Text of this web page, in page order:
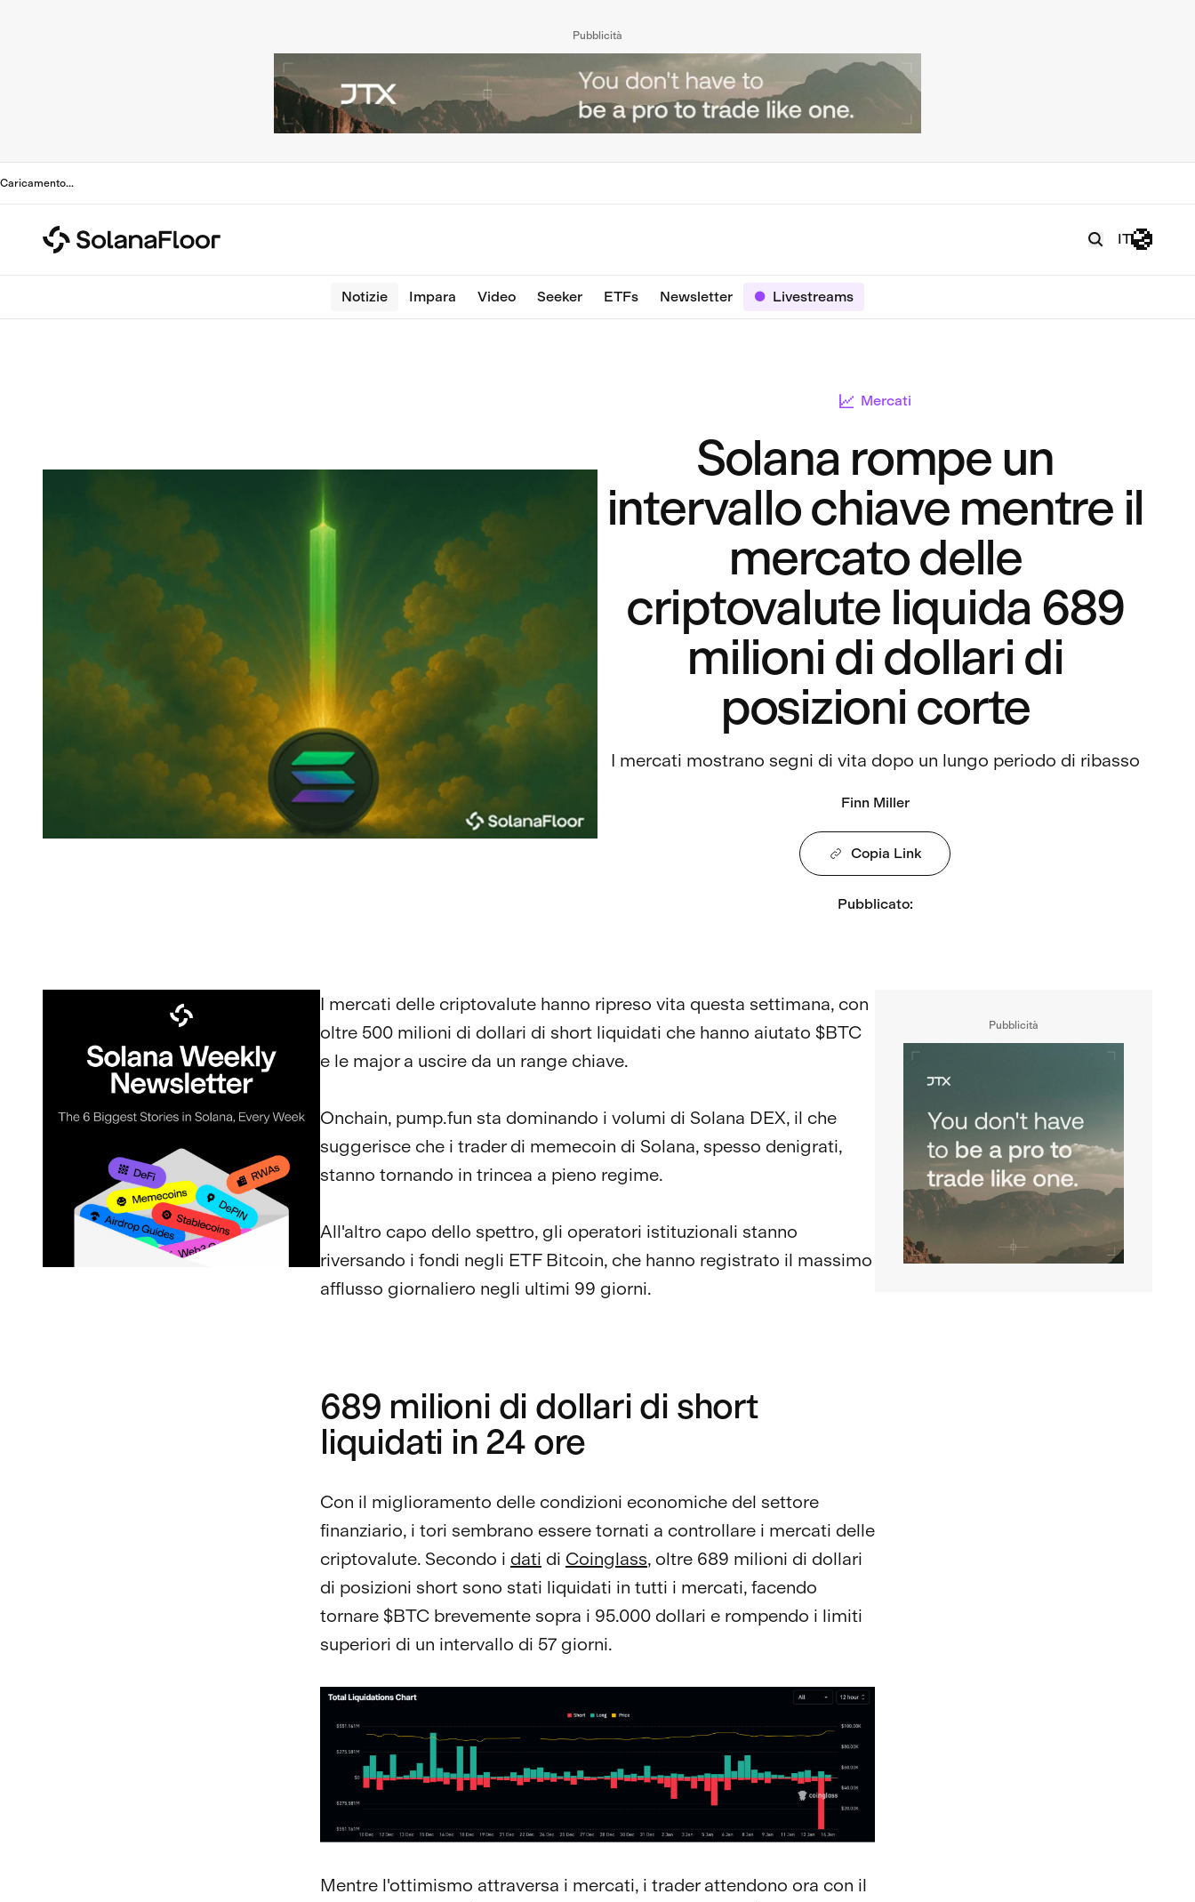
Pubblicità
Caricamento...
IT
Notizie Impara Video Seeker ETFs Newsletter Livestreams
Mercati
Solana rompe un
intervallo chiave mentre il
mercato delle
criptovalute liquida 689
milioni di dollari di
posizioni corte
I mercati mostrano segni di vita dopo un lungo periodo di ribasso
Finn Miller
Copia Link
Pubblicato:
I mercati delle criptovalute hanno ripreso vita questa settimana, con
oltre 500 milioni di dollari di short liquidati che hanno aiutato $BTC
e le major a uscire da un range chiave.
Onchain, pump.fun sta dominando i volumi di Solana DEX, il che
suggerisce che i trader di memecoin di Solana, spesso denigrati,
stanno tornando in trincea a pieno regime.
All'altro capo dello spettro, gli operatori istituzionali stanno
riversando i fondi negli ETF Bitcoin, che hanno registrato il massimo
afflusso giornaliero negli ultimi 99 giorni.
689 milioni di dollari di short
liquidati in 24 ore
Con il miglioramento delle condizioni economiche del settore
finanziario, i tori sembrano essere tornati a controllare i mercati delle
criptovalute. Secondo i dati di Coinglass, oltre 689 milioni di dollari
di posizioni short sono stati liquidati in tutti i mercati, facendo
tornare $BTC brevemente sopra i 95.000 dollari e rompendo i limiti
superiori di un intervallo di 57 giorni.
Mentre l'ottimismo attraversa i mercati, i trader attendono ora con il
Pubblicità